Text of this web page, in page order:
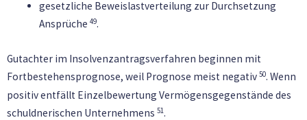
gesetzliche Beweislastverteilung zur Durchsetzung
Ansprüche 49.
Gutachter im Insolvenzantragsverfahren beginnen mit
Fortbestehensprognose, weil Prognose meist negativ 50. Wenn
positiv entfällt Einzelbewertung Vermögensgegenstände des
schuldnerischen Unternehmens 51.